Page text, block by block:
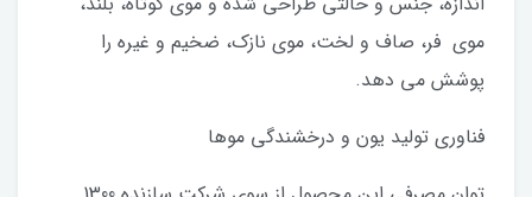
موی فر، صاف و لخت، موی نازک، ضخیم و غیره را
پوشش می دهد.
فناوری تولید یون و درخشندگی موها